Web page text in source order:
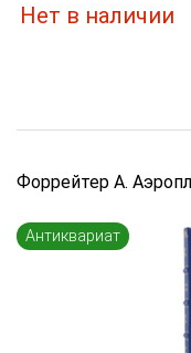
Нет в наличии
Форрейтер А.
Антиквариат